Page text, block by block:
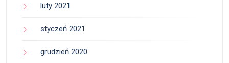
luty 2021
styczeń 2021
grudzień 2020